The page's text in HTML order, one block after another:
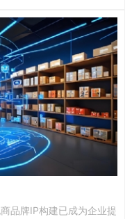
品牌IP构建已成为企业提